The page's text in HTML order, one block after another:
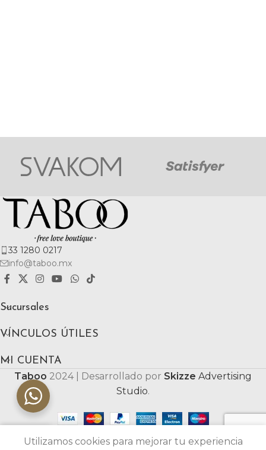
33 1280 0217
info@taboo.mx
Sucursales
VÍNCULOS ÚTILES
MI CUENTA
Taboo 2024 | Desarrollado por Skizze Advertising
Studio.
Utilizamos cookies para mejorar tu experiencia